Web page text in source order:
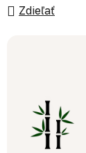
Zdieľať